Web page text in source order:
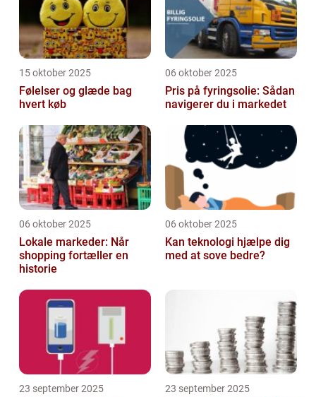
15 oktober 2025
Følelser og glæde bag
hvert køb
06 oktober 2025
Pris på fyringsolie: Sådan
navigerer du i markedet
06 oktober 2025
Lokale markeder: Når
shopping fortæller en
historie
06 oktober 2025
Kan teknologi hjælpe dig
med at sove bedre?
23 september 2025 23 september 2025